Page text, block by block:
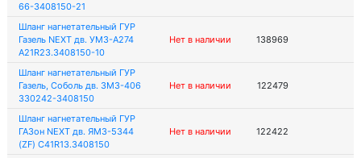
66-3408150-21
Шланг нагнетательный ГУР
Газель NEXT дв. УМЗ-А274
A21R23.3408150-10
Нет в наличии 138969
Шланг нагнетательный ГУР
Газель, Соболь дв. ЗМЗ-406
330242-3408150
Нет в наличии 122479
Шланг нагнетательный ГУР
ГАЗон NEXT дв. ЯМЗ-5344
(ZF) C41R13.3408150
Нет в наличии 122422